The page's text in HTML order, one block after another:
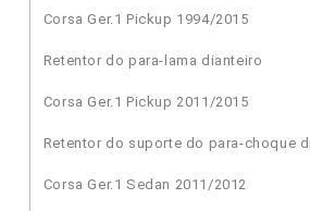
Corsa Ger.1 Pickup 1994/2015
Retentor do para-lama dianteiro
Corsa Ger.1 Pickup 2011/2015
Retentor do suporte do para-choque
Corsa Ger.1 Sedan 2011/2012